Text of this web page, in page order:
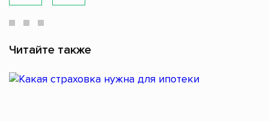
Читайте также